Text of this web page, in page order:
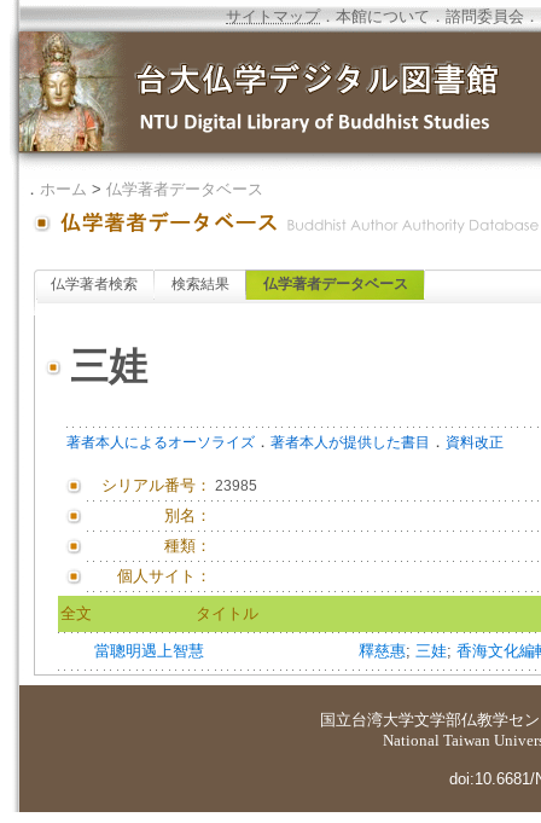
サイトマップ．本館について ．諮問委員会 ．
． ホーム > 仏学著者データベース
仏学著者検索 検索結果 仏学著者データベース
三娃
著者本人によるオーソライズ ． 著者本人が提供した書目 ． 資料改正
シリアル番号： 23985
別名：
種類：
個人サイト：
全文 タイトル
當聰明遇上智慧 釋慈惠; 三娃; 香海文化編
国立台湾大学文学部仏教学セ
National Taiwan
doi:10.6681/